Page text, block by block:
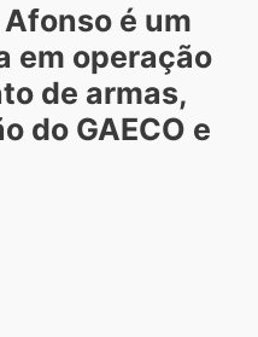
é um
em operação
de armas,
do GAECO e